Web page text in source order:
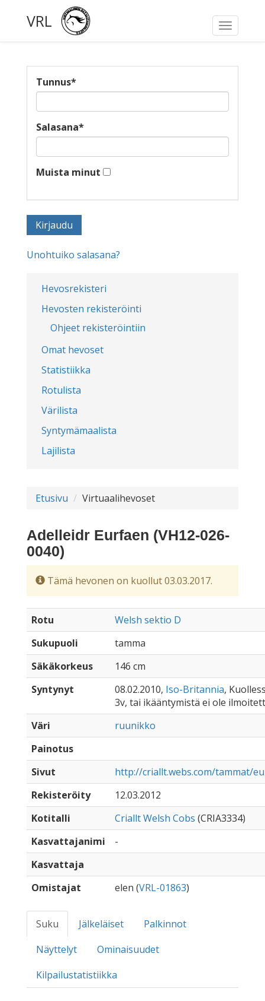
Toggle
VRL
Hevosrekisteri
Hevosten rekisteröinti
Ohjeet rekisteröintiin
Omat hevoset
Statistiikka
Rotulista
Värilista
Syntymämaalista
Lajilista
Tunnus*
Salasana*
Muista minut
Unohtuiko salasana?
Etusivu Virtuaalihevoset
Adelleidr Eurfaen (VH12-026-
0040)
Tämä hevonen on kuollut 03.03.2017.
Rotu
Welsh sektio D
Sukupuoli
tamma
Säkäkorkeus
146 cm
Syntynyt
08.02.2010, Iso-Britannia,
3v, tai ikääntymistä ei ole
Väri
ruunikko
Painotus
Sivut
http://criallt.webs.com/tammat/
Rekisteröity
12.03.2012
Kotitalli
Criallt Welsh Cobs (CRIA3334)
Kasvattajanimi
-
Kasvattaja
Omistajat
elen (VRL-01863)
Suku Jälkeläiset
Palkinnot
Näyttelyt
Ominaisuudet
Kilpailustatistiikka